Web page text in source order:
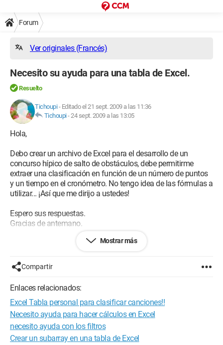
Forum
Ver originales (Francés)
Necesito su ayuda para una tabla de Excel.
Resuelto
Tichoupi- Editado el 21 sept. 2009 a las 11:36
Tichoupi-24 sept. 2009 a las 13:05
Hola,
Debo crear un archivo de Excel para el desarrollo de un
concurso hípico de salto de obstáculos, debe permitirme
extraer una clasificación en función de un número de puntos
y un tiempo en el cronómetro. No tengo idea de las fórmulas a
utilizar... ¡Así que me dirijo a ustedes!
Espero sus respuestas.
Gracias de antemano.
Configuración: Windows Vista Internet Explorer 7.0
Mostrar más
Compartir
Enlaces relacionados:
Excel Tabla personal para clasificar canciones!!
Necesito ayuda para hacer cálculos en Excel
necesito ayuda con los filtros
Crear un subarray en una tabla de Excel